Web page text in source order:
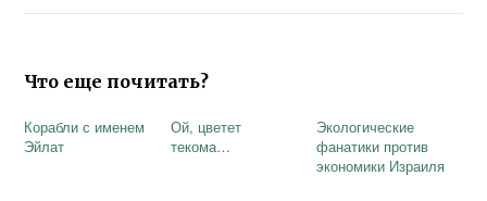
Что еще почитать?
Корабли с именем
Эйлат
Ой, цветет
текома…
Экологические
фанатики против
экономики Израиля